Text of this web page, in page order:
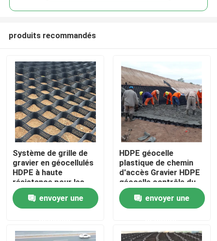
Aperçu
Produits
Vidéos
produits recommandés
Système de grille de
gravier en géocellulés
HDPE à haute
résistance pour les
allées, la stabilisation
du sol, la protection
des pentes et le
murs de soutènement
envoyer une
HDPE géocelle
plastique de chemin
d'accès Gravier HDPE
géocelle contrôle du
sol dans la route pour
le renforcement de la
route Protection de la
l'érosion Gravier
envoyer une